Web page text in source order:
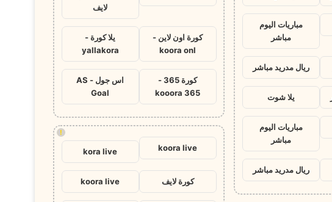
مباريات اليوم
مباشر
ريال مدريد مباشر
يلا شوت
مباريات اليوم
مباشر
ريال مدريد مباشر
لايف
كورة اون لاين -
koora onl
يلا كورة -
yallakora
كورة 365 -
kooora 365
اس جول - AS
Goal
!
koora live
kora live
كورة لايف koora live